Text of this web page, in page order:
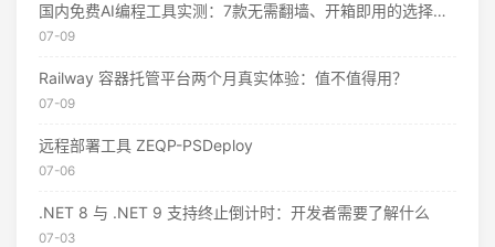
国内免费AI编程工具实测：7款无需翻墙、开箱即用的选择（附2026年7月最新额度）
07-09
Railway 容器托管平台两个月真实体验：值不值得用？
07-09
远程部署工具 ZEQP-PSDeploy
07-06
.NET 8 与 .NET 9 支持终止倒计时：开发者需要了解什么
07-03